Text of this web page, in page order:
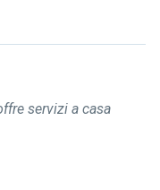
servizi a casa